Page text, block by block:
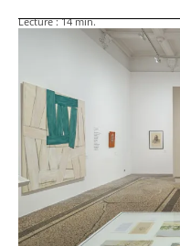
Lecture :14min.